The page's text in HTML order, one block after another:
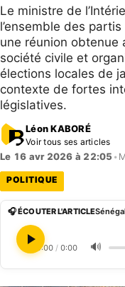
Le ministre de
l’ensemble des
une réunion obtenue
société civile et
élections locales de
contexte de fortes
législatives.
Léon KABORÉ
Voir tous ses articles
Le 16 avr 2026 à 22:05 •
POLITIQUE
🎧 ÉCOUTER L'ARTICLE
0:00 / 0:00 🔊